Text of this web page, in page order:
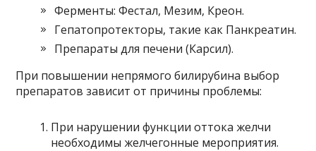
Ферменты: Фестал, Мезим, Креон.
Гепатопротекторы, такие как Панкреатин.
Препараты для печени (Карсил).
При повышении непрямого билирубина выбор
препаратов зависит от причины проблемы:
При нарушении функции оттока желчи
необходимы желчегонные мероприятия.